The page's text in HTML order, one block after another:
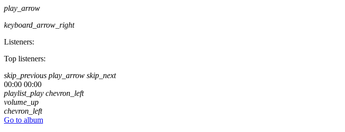
play_arrow
keyboard_arrow_right
Listeners:
Top listeners:
skip_previous play_arrow skip_next
00:00 00:00
playlist_play chevron_left
volume_up
chevron_left
Go to album